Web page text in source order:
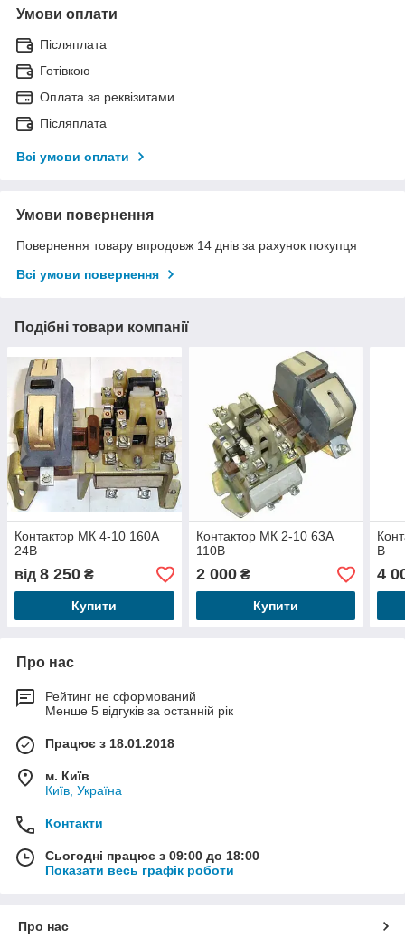
Умови оплати
Післяплата
Готівкою
Оплата за реквізитами
Післяплата
Всі умови оплати
Умови повернення
Повернення товару впродовж 14 днів за рахунок покупця
Всі умови повернення
Подібні товари компанії
Контактор МК 4-10 160А
24В
від 8 250 ₴
Купити
Контактор МК 2-10 63А
110В
2 000₴
Купити
В
4
Про нас
Рейтинг не сформований
Менше 5 відгуків за останній рік
Працює з 18.01.2018
м. Київ
Київ, Україна
Контакти
Сьогодні працює з 09:00 до 18:00
Показати весь графік роботи
Про нас